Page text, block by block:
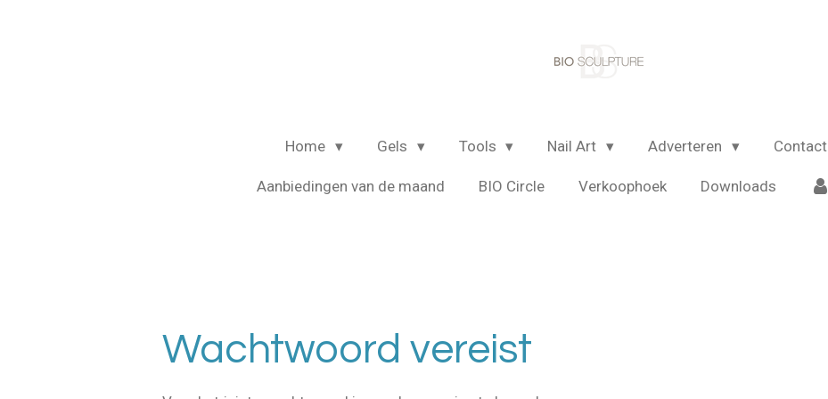
Home Gels Tools Nail Art Adverteren Contact
Aanbiedingen van de maand BIO Circle Verkoophoek Downloads
Wachtwoord vereist